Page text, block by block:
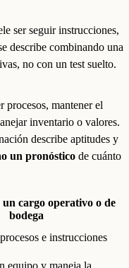
ser seguir instrucciones,
describe combinando una
no con un test suelto.
procesos, mantener el
inventario o valores.
describe aptitudes y
un pronóstico de cuánto
cargo operativo o de
bodega
e instrucciones
equipo y maneja la